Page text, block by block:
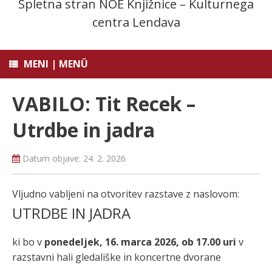
Spletna stran NOE Knjižnice – Kulturnega
centra Lendava
MENI | MENÜ
VABILO: Tit Recek –
Utrdbe in jadra
Datum objave: 24. 2. 2026
Vljudno vabljeni na otvoritev razstave z naslovom:
UTRDBE IN JADRA
ki bo v ponedeljek, 16. marca 2026, ob 17.00 uri v
razstavni hali gledališke in koncertne dvorane